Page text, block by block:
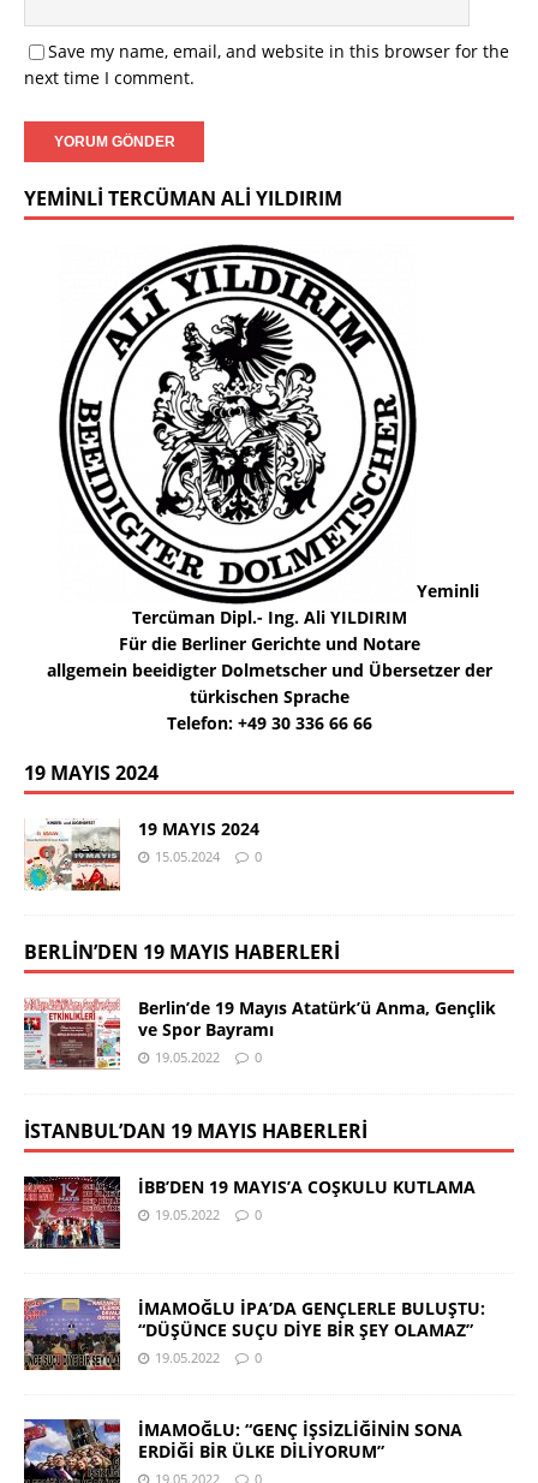
Save my name, email, and website in this browser for the
next time I comment.
YEMINLI TERCÜMAN ALI YILDIRIM
Yeminli
Tercüman Dipl.- Ing. Ali YILDIRIM
Für die Berliner Gerichte und Notare
allgemein beeidigter Dolmetscher und Übersetzer der
türkischen Sprache
Telefon: +49 30 336 66 66
19 MAYIS 2024
19 MAYIS 2024
15.05.2024 0
BERLİN’DEN 19 MAYIS HABERLERİ
Berlin’de 19 Mayıs Atatürk’ü Anma, Gençlik
ve Spor Bayramı
19.05.2022 0
İSTANBUL’DAN 19 MAYIS HABERLERİ
İBB’DEN 19 MAYIS’A COŞKULU KUTLAMA
19.05.2022 0
İMAMOĞLU İPA’DA GENÇLERLE BULUŞTU:
“DÜŞÜNCE SUÇU DİYE BİR ŞEY OLAMAZ”
19.05.2022 0
İMAMOĞLU: “GENÇ İŞSİZLİĞİNİN SONA
ERDİĞİ BİR ÜLKE DİLİYORUM”
19.05.2022 0